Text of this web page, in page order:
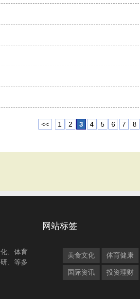
<< 1 2 3 4 5 6 7 8
、体育
、等多
网站标签
美食文化 体育健康
国际资讯 投资理财